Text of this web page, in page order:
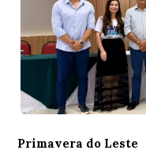
Primavera do Leste